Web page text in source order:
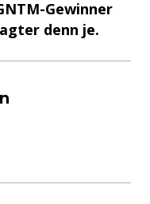
Gewinner
denn je.